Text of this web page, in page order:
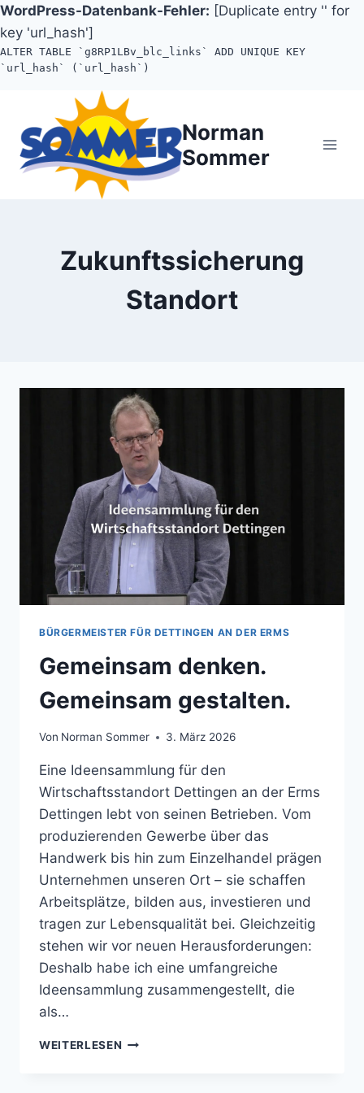
WordPress-Datenbank-Fehler: [Duplicate entry '' for
key 'url_hash']
ALTER TABLE `g8RP1LBv_blc_links` ADD UNIQUE KEY
`url_hash` (`url_hash`)
springen
Norman
Sommer
Zukunftssicherung
Standort
BÜRGERMEISTER FÜR DETTINGEN AN DER ERMS
Gemeinsam denken.
Gemeinsam gestalten.
Von Norman Sommer 3. März 2026
Eine Ideensammlung für den
Wirtschaftsstandort Dettingen an der Erms
Dettingen lebt von seinen Betrieben. Vom
produzierenden Gewerbe über das
Handwerk bis hin zum Einzelhandel prägen
Unternehmen unseren Ort – sie schaffen
Arbeitsplätze, bilden aus, investieren und
tragen zur Lebensqualität bei. Gleichzeitig
stehen wir vor neuen Herausforderungen:
Deshalb habe ich eine umfangreiche
Ideensammlung zusammengestellt, die
als…
WEITERLESEN GEMEINSAM